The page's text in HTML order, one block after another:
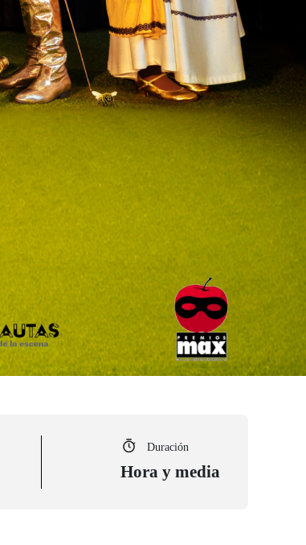
Duración
Hora y media